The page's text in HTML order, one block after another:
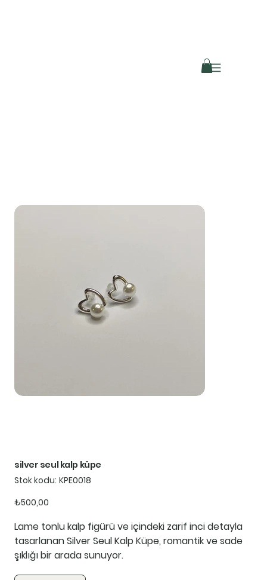
silver seul kalp küpe
Stok kodu: Stok
kodu:
KPE0018
Fiyat
₺500,00
Lame tonlu kalp figürü ve içindeki zarif inci detayla
tasarlanan Silver Seul Kalp Küpe, romantik ve sade
şıklığı bir arada sunuyor.